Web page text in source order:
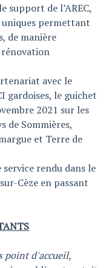
support de l’AREC,
uniques permettant
de manière
rénovation
avec le
gardoises, le guichet
2021 sur les
de Sommières,
et Terre de
service rendu dans le
Cèze en passant
point d'accueil,